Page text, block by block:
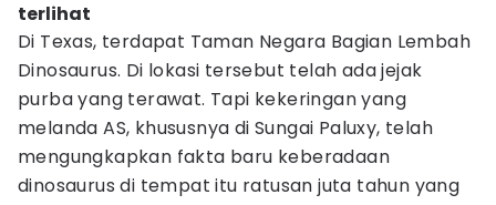
terlihat
Di Texas, terdapat Taman Negara Bagian Lembah
Dinosaurus. Di lokasi tersebut telah ada jejak
purba yang terawat. Tapi kekeringan yang
melanda AS, khususnya di Sungai Paluxy, telah
mengungkapkan fakta baru keberadaan
dinosaurus di tempat itu ratusan juta tahun yang